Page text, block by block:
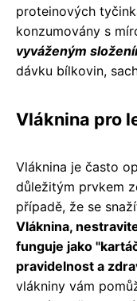
proteinových
konzumovány s
vyváženým
dávku bílkovin,
Vláknina pro
Vláknina je často
důležitým prvkem
případě, že se
Vláknina,
funguje jako
pravidelnost a
vlákniny vám